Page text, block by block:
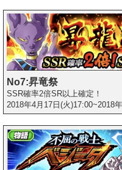
No7:昇竜祭
SSR確率2倍SR以上確定！
2018年4月17日(火)17:00~2018